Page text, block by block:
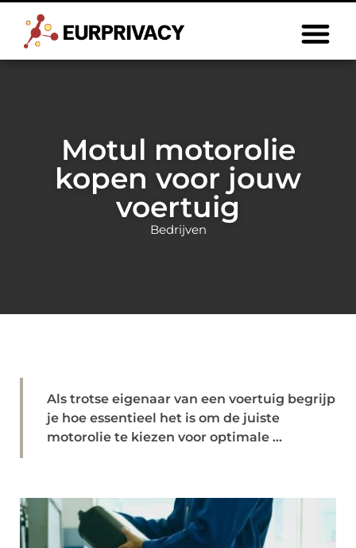
Motul motorolie
kopen voor jouw
voertuig
Bedrijven
Als trotse eigenaar van een voertuig begrijp
je hoe essentieel het is om de juiste
motorolie te kiezen voor optimale ...